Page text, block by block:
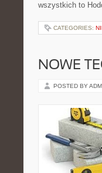
wszystkich to
CATEGORIES:
NOWE
POSTED BY